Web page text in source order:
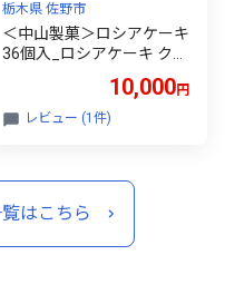
栃木県 佐野市
＜中山製菓＞ロシアケーキ
36個入_ロシアケーキ クッ
キー 詰合せ 36個 チョコレ
ート＆ジャム ジャム 洋菓
子 焼き菓子 お菓子 菓子 ス
10,000円
レビュー (1件)
はこちら